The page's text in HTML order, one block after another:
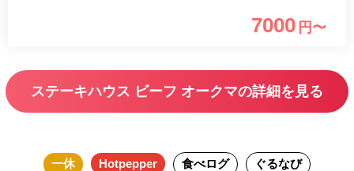
い味わいの熟成肉、貴重なタスマニア産ケープグリムビーフ
テーキで存分にご堪能ください。 そのほか、自家製ハンバ
ーグやローストビーフに肉屋の鯛茶漬けなど、 こだわりの
7000 円〜
ステーキハウス ビーフ オークマの詳細を見る
一休 Hotpepper 食べログ ぐるなび